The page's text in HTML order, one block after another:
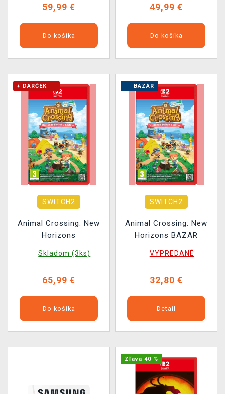
59,99 €
Do košíka
49,99 €
Do košíka
+ DARČEK
SWITCH2
Animal Crossing: New
Horizons
Skladom (3ks)
65,99 €
Do košíka
BAZÁR
SWITCH2
Animal Crossing: New
Horizons BAZAR
VYPREDANÉ
32,80 €
Detail
Zľava 40 %